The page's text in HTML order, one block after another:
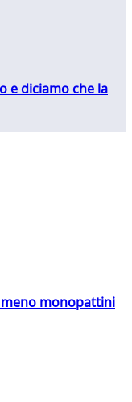
e diciamo che la
monopattini